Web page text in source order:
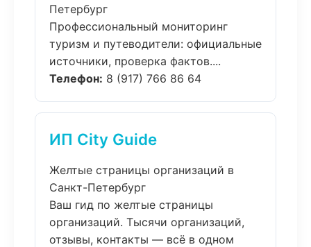
Петербург
Профессиональный мониторинг
туризм и путеводители: официальные
источники, проверка фактов....
Телефон: 8 (917) 766 86 64
ИП City Guide
Желтые страницы организаций в
Санкт-Петербург
Ваш гид по желтые страницы
организаций. Тысячи организаций,
отзывы, контакты — всё в одном